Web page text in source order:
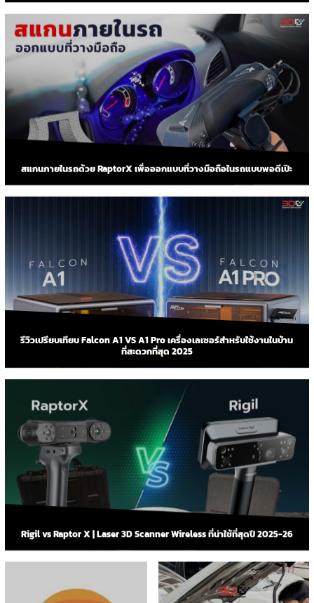
สแกนภายในรถด้วย RaptorX เพื่อออกแบบที่วางมือถือในรถแบบพอดีเป๊ะ
รีวิวเปรียบเทียบ Falcon A1 VS A1 Pro เครื่องเลเซอร์สำหรับใช้งานในบ้าน
ที่สะดวกที่สุด 2025
Rigil vs Raptor X | Laser 3D Scanner Wireless ที่น่าใช้ที่สุดปี 2025-26